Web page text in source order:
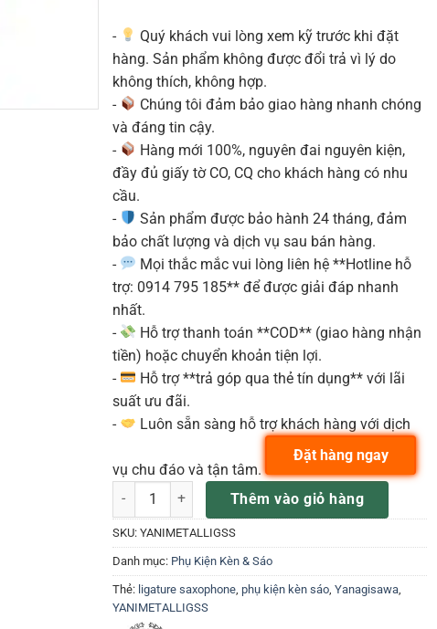
-
Quý khách vui lòng xem kỹ trước khi đặt
hàng. Sản phẩm không được đổi trả vì lý do
không thích, không hợp.
-
Chúng tôi đảm bảo giao hàng nhanh chóng
và đáng tin cậy.
-
Hàng mới 100%, nguyên đai nguyên kiện,
đầy đủ giấy tờ CO, CQ cho khách hàng có nhu
cầu.
-
Sản phẩm được bảo hành 24 tháng, đảm
bảo chất lượng và dịch vụ sau bán hàng.
-
Mọi thắc mắc vui lòng liên hệ **Hotline hỗ
trợ: 0914 795 185** để được giải đáp nhanh
nhất.
-
Hỗ trợ thanh toán **COD** (giao hàng nhận
tiền) hoặc chuyển khoản tiện lợi.
-
Hỗ trợ **trả góp qua thẻ tín dụng** với lãi
suất ưu đãi.
-
Luôn sẵn sàng hỗ trợ khách hàng với dịch
vụ chu đáo và tận tâm.
YANAGISAWA YANIMETALLIGSS Phụ kiện Saxophone
Thêm vào giỏ hàng
Đặt hàng ngay
SKU: YANIMETALLIGSS
Danh mục: Phụ Kiện Kèn & Sáo
Thẻ: ligature saxophone phụ kiện kèn sáo Yanagisawa
YANIMETALLIGSS